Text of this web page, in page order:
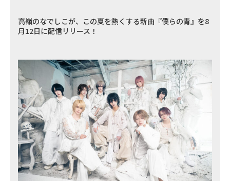
高嶺のなでしこが、この夏を熱くする新曲『僕らの青』を8
月12日に配信リリース！